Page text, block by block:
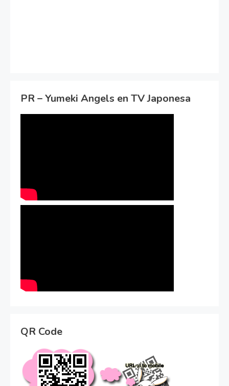
PR – Yumeki Angels en TV Japonesa
QR Code